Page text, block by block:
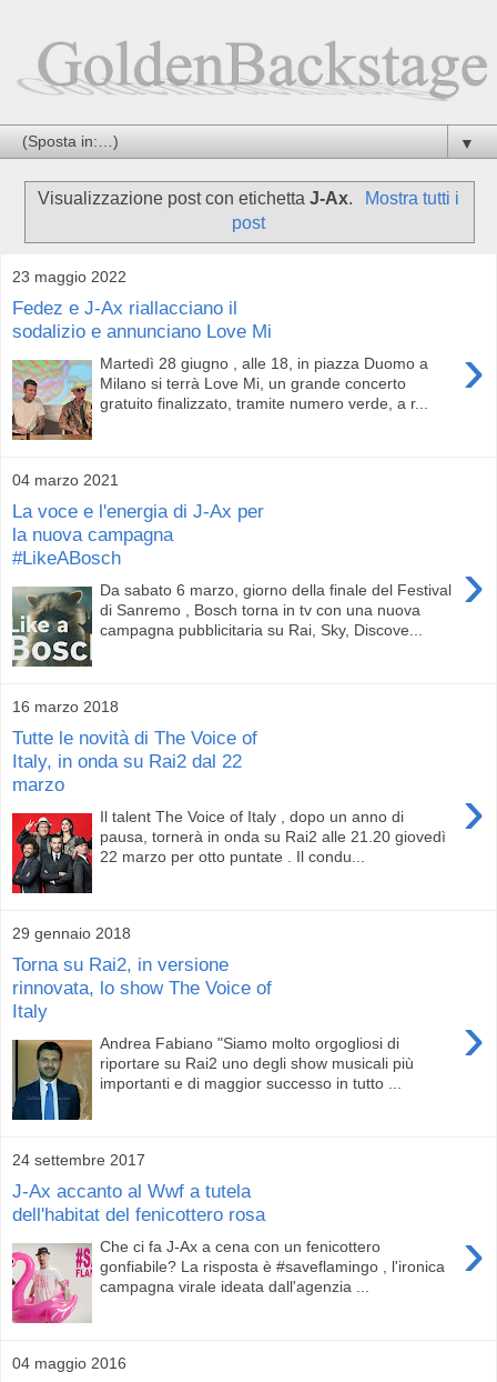
▼
Visualizzazione post con etichettaJ-Ax.
Mostra tutti i
post
23 maggio 2022
Fedez e J-Ax riallacciano il
sodalizio e annunciano Love Mi
›
Martedì 28 giugno , alle 18, in piazza Duomo a
Milano si terrà Love Mi, un grande concerto
gratuito finalizzato, tramite numero verde, a r...
04 marzo 2021
La voce e l'energia di J-Ax per
la nuova campagna
#LikeABosch
›
Da sabato 6 marzo, giorno della finale del Festival
di Sanremo , Bosch torna in tv con una nuova
campagna pubblicitaria su Rai, Sky, Discove...
16 marzo 2018
Tutte le novità di The Voice of
Italy, in onda su Rai2 dal 22
marzo
›
Il talent The Voice of Italy , dopo un anno di
pausa, tornerà in onda su Rai2 alle 21.20 giovedì
22 marzo per otto puntate . Il condu...
29 gennaio 2018
Torna su Rai2, in versione
rinnovata, lo show The Voice of
Italy
›
Andrea Fabiano "Siamo molto orgogliosi di
riportare su Rai2 uno degli show musicali più
importanti e di maggior successo in tutto ...
24 settembre 2017
J-Ax accanto al Wwf a tutela
dell'habitat del fenicottero rosa
›
Che ci fa J-Ax a cena con un fenicottero
gonfiabile? La risposta è #saveflamingo , l'ironica
campagna virale ideata dall'agenzia ...
04 maggio 2016